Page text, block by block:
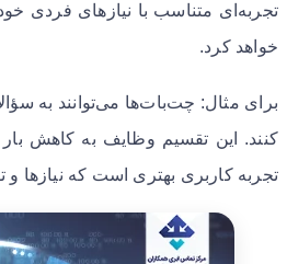
تجربه‌ای متناسب با نیازهای فردی
خواهد کرد.
برای مثال: چت‌بات‌ها می‌توانند به
کنند. این تقسیم وظایف به کاهش
تجربه کاربری بهتری است که نیازها و